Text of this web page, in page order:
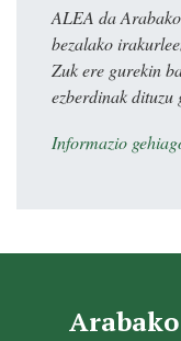
ALEA da
bezalako
Zuk ere gurekin
ezberdinak dituzu
Informazio